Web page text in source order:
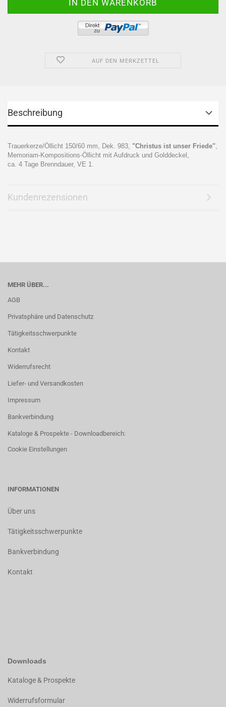
AUF DEN MERKZETTEL
Beschreibung
Trauerkerze/Öllicht 150/60 mm, Dek. 983, "Christus ist unser Friede",
Memoriam-Kompositions-Öllicht mit Aufdruck und Golddeckel,
ca. 4 Tage Brenndauer, VE 1.
Kundenrezensionen
MEHR ÜBER...
AGB
Privatsphäre und Datenschutz
Tätigkeitsschwerpunkte
Kontakt
Widerrufsrecht
Liefer- und Versandkosten
Impressum
Bankverbindung
Kataloge & Prospekte - Downloadbereich:
Cookie Einstellungen
INFORMATIONEN
Über uns
Tätigkeitsschwerpunkte
Bankverbindung
Kontakt
Downloads
Kataloge & Prospekte
Widerrufsformular